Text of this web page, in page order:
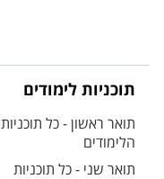
תוכניות לימודים
תואר ראשון - כל תוכניות
הלימודים
תואר שני - כל תוכניות